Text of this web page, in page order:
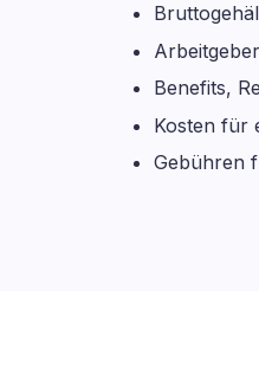
Benefits,
Kosten für
Gebühren